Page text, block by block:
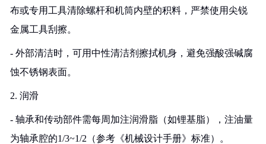
布或专用工具清除螺杆和机筒内壁的积料，严禁使用尖锐
金属工具刮擦。
- 外部清洁时，可用中性清洁剂擦拭机身，避免强酸强碱腐
蚀不锈钢表面。
2. 润滑
- 轴承和传动部件需每周加注润滑脂（如锂基脂），注油量
为轴承腔的1/3~1/2（参考《机械设计手册》标准）。